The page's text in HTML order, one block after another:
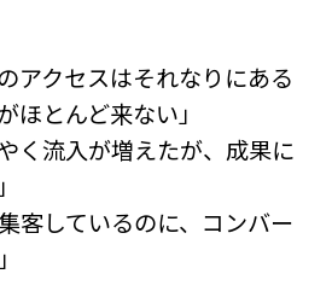
アクセスはそれなりにある
ほとんど来ない」
く流入が増えたが、成果に
客しているのに、コンバー